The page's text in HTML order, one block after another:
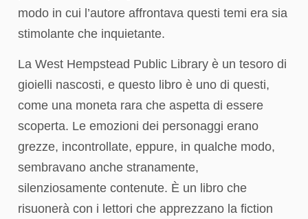
modo in cui l’autore affrontava questi temi era sia
stimolante che inquietante.
La West Hempstead Public Library è un tesoro di
gioielli nascosti, e questo libro è uno di questi,
come una moneta rara che aspetta di essere
scoperta. Le emozioni dei personaggi erano
grezze, incontrollate, eppure, in qualche modo,
sembravano anche stranamente,
silenziosamente contenute. È un libro che
risuonerà con i lettori che apprezzano la fiction